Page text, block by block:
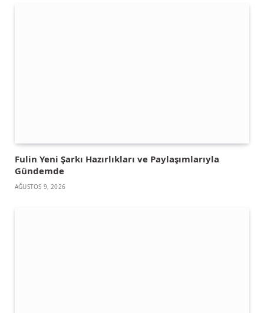
Fulin Yeni Şarkı Hazırlıkları ve Paylaşımlarıyla
Gündemde
AĞUSTOS 9, 2026